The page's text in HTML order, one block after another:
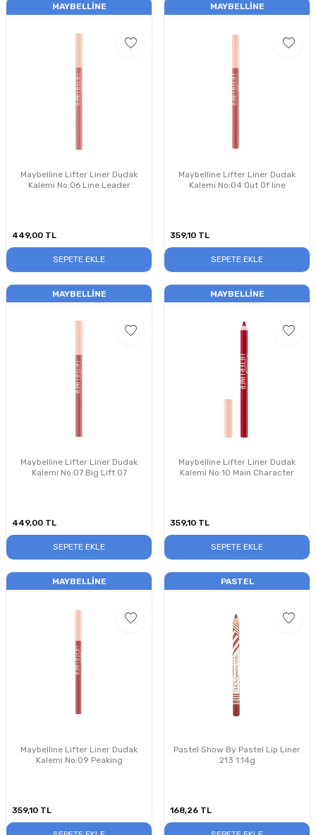
MAYBELLINE
Maybelline Lifter Liner Dudak
Kalemi No:06 Line Leader
449,00 TL
SEPETE EKLE
MAYBELLINE
Maybelline Lifter Liner Dudak
Kalemi No:04 Out Of line
359,10 TL
SEPETE EKLE
MAYBELLINE
Maybelline Lifter Liner Dudak
Kalemi No:07 Big Lift 07
449,00 TL
SEPETE EKLE
MAYBELLINE
Maybelline Lifter Liner Dudak
Kalemi No:10 Main Character
359,10 TL
SEPETE EKLE
MAYBELLINE
Maybelline Lifter Liner Dudak
Kalemi No:09 Peaking
359,10 TL
PASTEL
Pastel Show By Pastel Lip Liner
213 1.14g
168,26 TL